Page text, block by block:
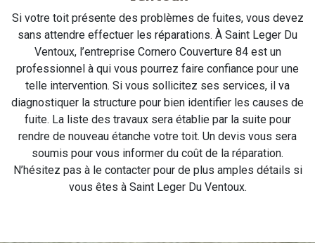
Si votre toit présente des problèmes de fuites, vous devez
sans attendre effectuer les réparations. À Saint Leger Du
Ventoux, l’entreprise Cornero Couverture 84 est un
professionnel à qui vous pourrez faire confiance pour une
telle intervention. Si vous sollicitez ses services, il va
diagnostiquer la structure pour bien identifier les causes de
fuite. La liste des travaux sera établie par la suite pour
rendre de nouveau étanche votre toit. Un devis vous sera
soumis pour vous informer du coût de la réparation.
N’hésitez pas à le contacter pour de plus amples détails si
vous êtes à Saint Leger Du Ventoux.